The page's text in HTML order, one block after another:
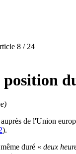
8 / 24
auprès de l'Union
).
duré « deux